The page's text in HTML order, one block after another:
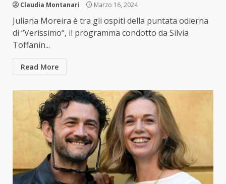
Claudia Montanari Marzo 16, 2024
Juliana Moreira è tra gli ospiti della puntata odierna
di “Verissimo“, il programma condotto da Silvia
Toffanin...
Read More